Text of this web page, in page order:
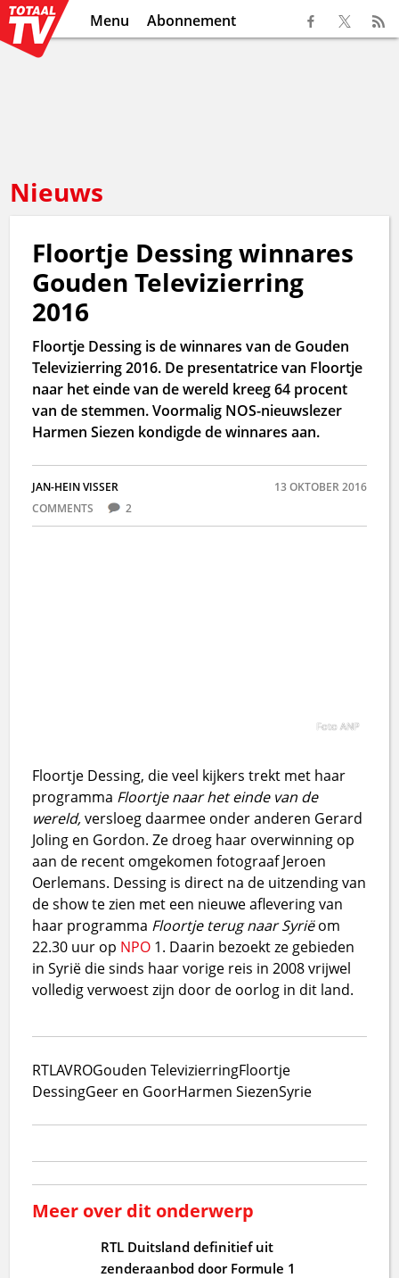
Menu Abonnement
Nieuws
Floortje Dessing winnares
Gouden Televizierring
2016
Floortje Dessing is de winnares van de Gouden
Televizierring 2016. De presentatrice van Floortje
naar het einde van de wereld kreeg 64 procent
van de stemmen. Voormalig NOS-nieuwslezer
Harmen Siezen kondigde de winnares aan.
JAN-HEIN VISSER
13 OKTOBER 2016
COMMENTS
2
Foto ANP
Floortje Dessing, die veel kijkers trekt met haar
programma Floortje naar het einde van de
wereld,versloeg daarmee onder anderen Gerard
Joling en Gordon. Ze droeg haar overwinning op
aan de recent omgekomen fotograaf Jeroen
Oerlemans. Dessing is direct na de uitzending van
de show te zien met een nieuwe aflevering van
haar programma Floortje terug naar Syriëom
22.30 uur op NPO 1. Daarin bezoekt ze gebieden
in Syrië die sinds haar vorige reis in 2008 vrijwel
volledig verwoest zijn door de oorlog in dit land.
RTLAVROGouden TelevizierringFloortje
DessingGeer en GoorHarmen SiezenSyrie
Meer over dit onderwerp
RTL Duitsland definitief uit
zenderaanbod door Formule 1